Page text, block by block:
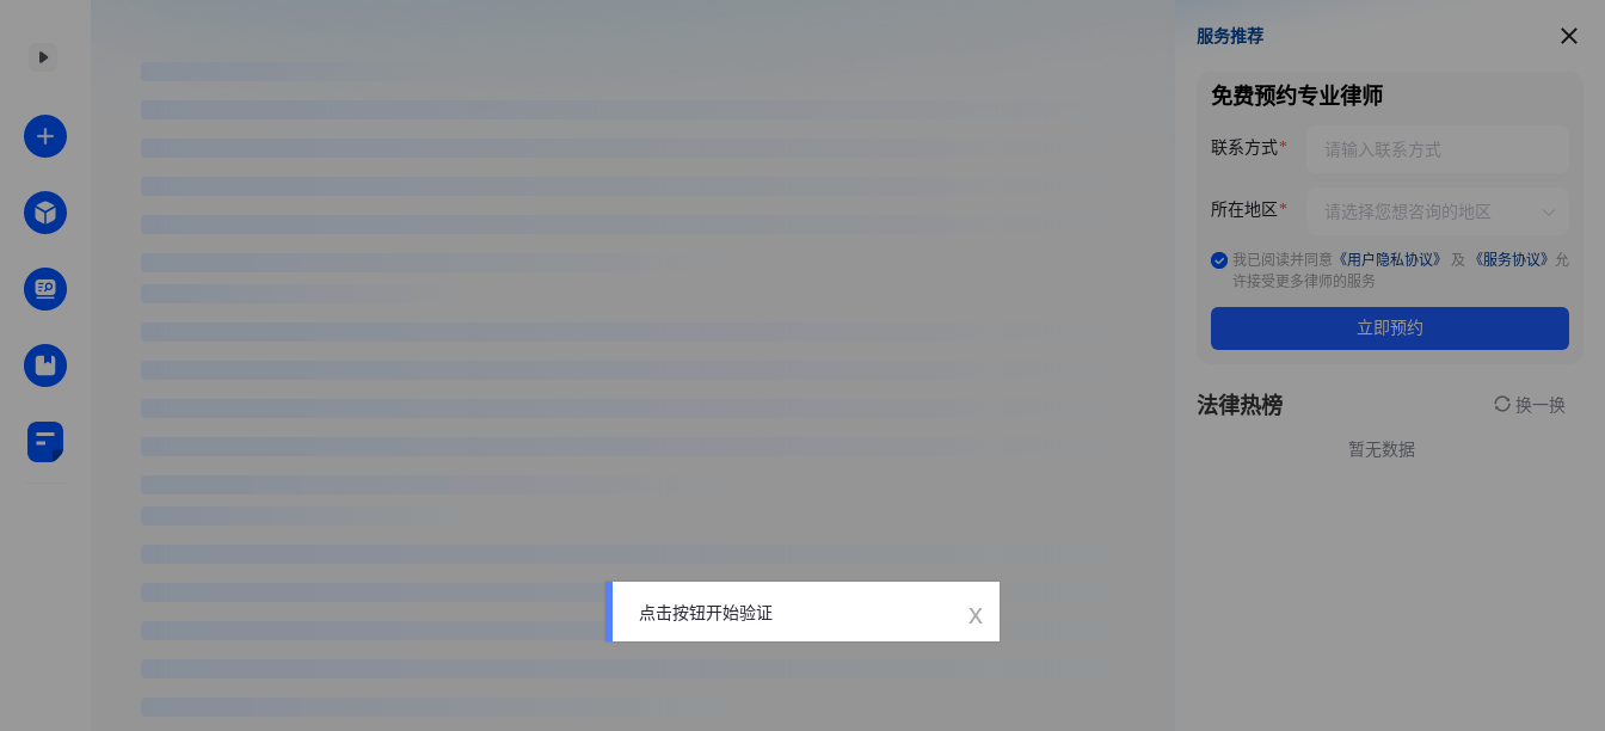
服务推荐
服务推荐
免费预约专业律师
联系方式
所在地区
我已阅读并同意 《用户隐私协议》 及 《服务协议》 允
许接受更多律师的服务
立即预约
法律热榜 换一换
暂无数据
点击按钮开始验证 x